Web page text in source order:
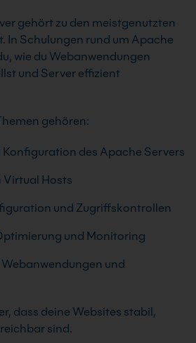
gehört zu den meistgenutzten
In Schulungen rund um Apache
wie du Webanwendungen
und Server effizient
gehören:
des Apache Servers
Virtual Hosts
und Zugriffskontrollen
und Monitoring
und
dass deine Websites stabil,
sind.